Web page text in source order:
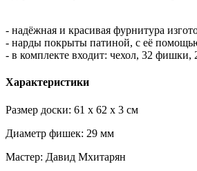
- надёжная и красивая фурнитура
- нарды покрыты патиной, с её
- в комплекте входит: чехол, 32 фишки,
Характеристики
Размер доски: 61 x 62 x 3 см
Диаметр фишек: 29 мм
Мастер: Давид Мхитарян